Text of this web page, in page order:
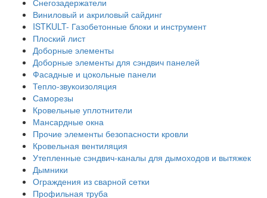
Снегозадержатели
Виниловый и акриловый сайдинг
ISTKULT- Газобетонные блоки и инструмент
Плоский лист
Доборные элементы
Доборные элементы для сэндвич панелей
Фасадные и цокольные панели
Тепло-звукоизоляция
Саморезы
Кровельные уплотнители
Мансардные окна
Прочие элементы безопасности кровли
Кровельная вентиляция
Утепленные сэндвич-каналы для дымоходов и вытяжек
Дымники
Ограждения из сварной сетки
Профильная труба